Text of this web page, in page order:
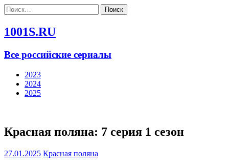
Найти:
1001S.RU
Все российские сериалы
2023
2024
2025
Красная поляна: 7 серия 1 сезон
27.01.2025 Красная поляна